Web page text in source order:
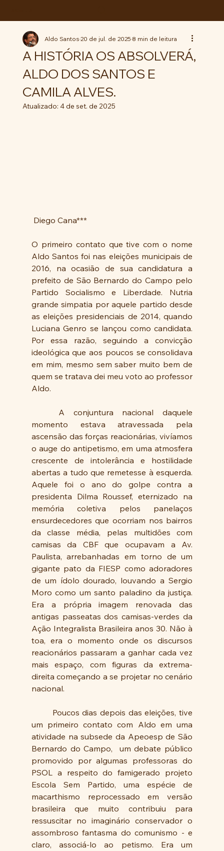
A HISTÓRIA OS ABSOLVERÁ,
ALDO DOS SANTOS E
CAMILA ALVES.
Aldo Santos20 de jul. de 20258 min de leitura
Atualizado: 4 de set. de 2025
Diego Cana***
O primeiro contato que tive com o nome
Aldo Santos foi nas eleições municipais de
2016, na ocasião de sua candidatura a
prefeito de São Bernardo do Campo pelo
Partido Socialismo e Liberdade. Nutria
grande simpatia por aquele partido desde
as eleições presidenciais de 2014, quando
Luciana Genro se lançou como candidata.
Por essa razão, seguindo a convicção
ideológica que aos poucos se consolidava
em mim, mesmo sem saber muito bem de
quem se tratava dei meu voto ao professor
Aldo.
momento estava atravessada pela
ascensão das forças reacionárias, vivíamos
o auge do antipetismo, em uma atmosfera
crescente de intolerância e hostilidade
abertas a tudo que remetesse à esquerda.
Aquele foi o ano do golpe contra a
presidenta Dilma Roussef, eternizado na
memória coletiva pelos panelaços
ensurdecedores que ocorriam nos bairros
da classe média, pelas multidões com
camisas da CBF que ocupavam a Av.
Paulista, arrebanhadas em torno de um
gigante pato da FIESP como adoradores
de um ídolo dourado, louvando a Sergio
Moro como um santo paladino da justiça.
Era a própria imagem renovada das
antigas passeatas dos camisas-verdes da
Ação Integralista Brasileira anos 30. Não à
toa, era o momento onde os discursos
reacionários passaram a ganhar cada vez
mais espaço, com figuras da extrema-
direita começando a se projetar no cenário
nacional.
um primeiro contato com Aldo em uma
atividade na subsede da Apeoesp de São
Bernardo do Campo,  um debate público
promovido por algumas professoras do
PSOL a respeito do famigerado projeto
Escola Sem Partido, uma espécie de
macarthismo reprocessado em versão
brasileira que muito contribuiu para
ressuscitar no imaginário conservador o
assombroso fantasma do comunismo - e
claro, associá-lo ao petismo. Era um